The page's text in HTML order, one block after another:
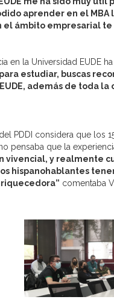
aprender en el
ámbito empresarial
en la Universidad EUDE
estudiar, buscas
además de toda
PDDI considera que los
pensaba que la
vivencial, y realmente
hispanohablantes
comentaba